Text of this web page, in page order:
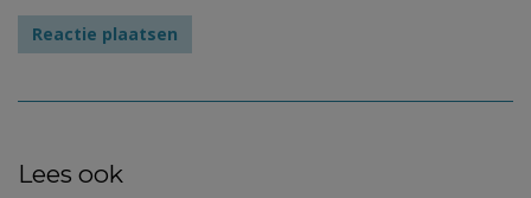
Lees ook